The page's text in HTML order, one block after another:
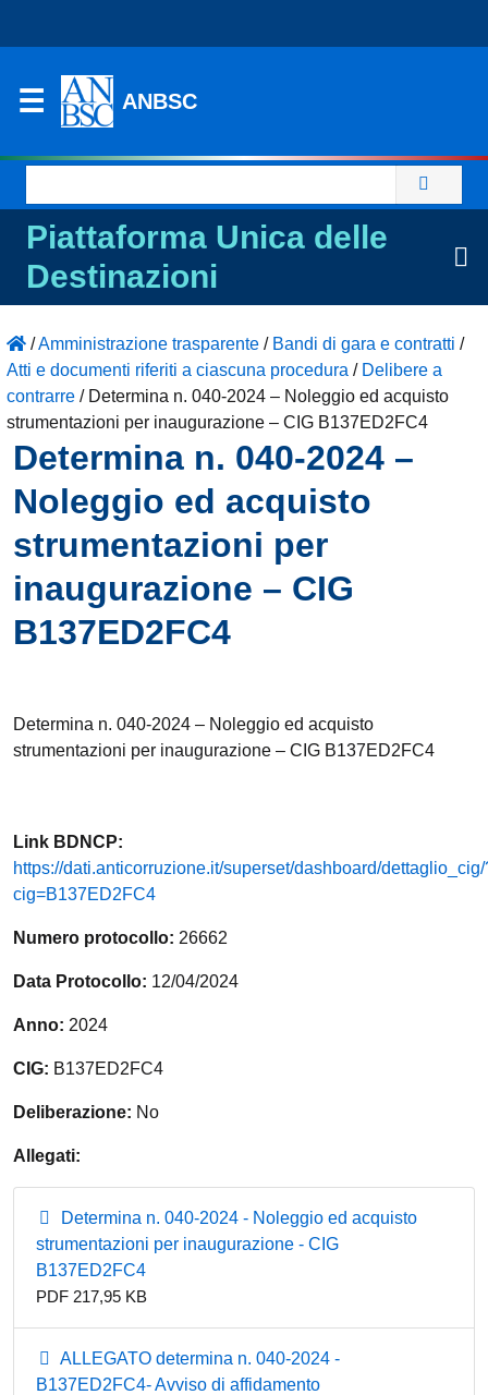
ANBSC
per:
Piattaforma Unica delle
Destinazioni
/Amministrazione trasparente / Bandi di gara e contratti /
Atti e documenti riferiti a ciascuna procedura / Delibere a
contrarre / Determina n. 040-2024 – Noleggio ed acquisto
strumentazioni per inaugurazione – CIG B137ED2FC4
Determina n. 040-2024 –
Noleggio ed acquisto
strumentazioni per
inaugurazione – CIG
B137ED2FC4
Determina n. 040-2024 – Noleggio ed acquisto
strumentazioni per inaugurazione – CIG B137ED2FC4
Link BDNCP:
https://dati.anticorruzione.it/superset/dashboard/dettaglio_cig/
cig=B137ED2FC4
Numero protocollo: 26662
Data Protocollo: 12/04/2024
Anno: 2024
CIG: B137ED2FC4
Deliberazione: No
Allegati:
Determina n. 040-2024 - Noleggio ed acquisto
strumentazioni per inaugurazione - CIG
B137ED2FC4
PDF 217,95 KB
ALLEGATO determina n. 040-2024 -
B137ED2FC4- Avviso di affidamento